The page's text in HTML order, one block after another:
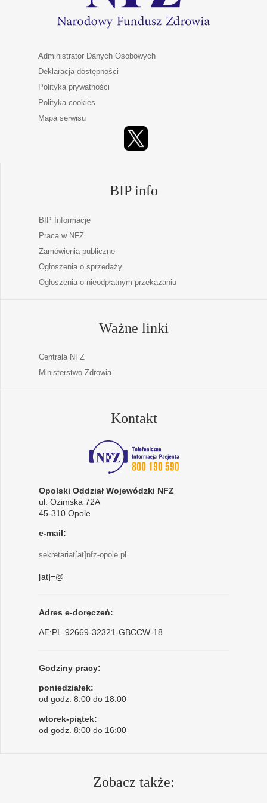
Administrator Danych Osobowych
Deklaracja dostępności
Polityka prywatności
Polityka cookies
Mapa serwisu
BIP info
BIP Informacje
Praca w NFZ
Zamówienia publiczne
Ogłoszenia o sprzedaży
Ogłoszenia o nieodpłatnym przekazaniu
Ważne linki
Centrala NFZ
Ministerstwo Zdrowia
Kontakt
Opolski Oddział Wojewódzki NFZ
ul. Ozimska 72A
45-310 Opole
e-mail:
sekretariat[at]nfz-opole.pl
[at]=@
Adres e-doręczeń:
AE:PL-92669-32321-GBCCW-18
Godziny pracy:
poniedziałek:
od godz. 8:00 do 18:00
wtorek-piątek:
od godz. 8:00 do 16:00
Zobacz także: